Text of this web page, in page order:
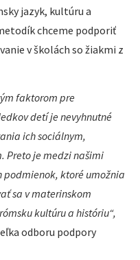
jazyk, kultúru a
chceme podporiť
v školách so žiakmi z
faktorom pre
detí je nevyhnutné
ich sociálnym,
Preto je medzi našimi
ktoré umožnia
sa v materinskom
kultúru a históriu“,
odboru podpory